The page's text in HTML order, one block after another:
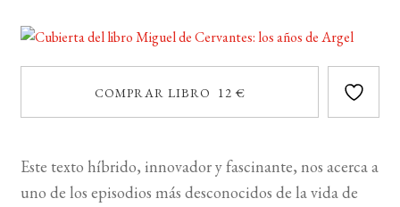
LA EDITORIAL
el
menú
FOREIGN RIGHTS
CONTACTO
MI CUENTA
COMPRAR LIBRO 12 €
Este texto híbrido, innovador y fascinante, nos acerca a
uno de los episodios más desconocidos de la vida de